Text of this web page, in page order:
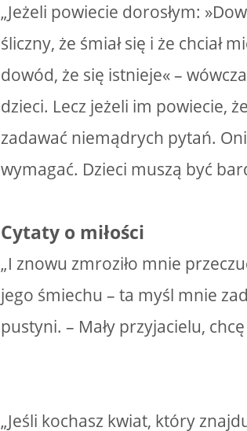
„Jeżeli powiecie dorosłym:
śliczny, że śmiał się i że chciał
dowód, że się istnieje« –
dzieci. Lecz jeżeli im powiecie,
zadawać niemądrych pytań.
wymagać. Dzieci muszą być
Cytaty o miłości
„I znowu zmroziło mnie
jego śmiechu – ta myśl mnie
pustyni. – Mały przyjacielu,
„Jeśli kochasz kwiat, który